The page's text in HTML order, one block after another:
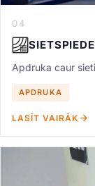
04
SIETSPIEDE
Apdruka caur
APDRUKA
LASĪT VAIRĀK